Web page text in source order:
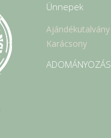
Ünnepek
Ajándékutalvány
Karácsony
ADOMÁNYOZÁS